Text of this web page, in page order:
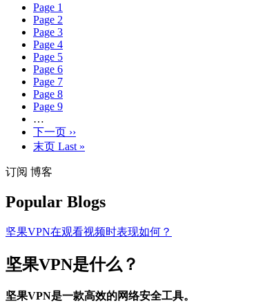
Page 1
Page 2
Page 3
Page 4
Page 5
Page 6
Page 7
Page 8
Page 9
…
下一页 ››
末页 Last »
订阅 博客
Popular Blogs
坚果VPN在观看视频时表现如何？
坚果VPN是什么？
坚果VPN是一款高效的网络安全工具。